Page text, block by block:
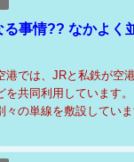
る事情?? なかよく
港では、JRと私鉄が空
を共同利用しています
々の単線を敷設してい
じ複線を共用しています